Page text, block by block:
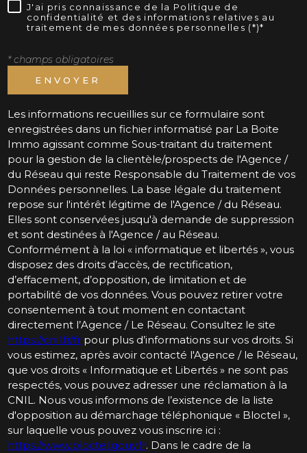
J'ai pris connaissance de la Politique de
confidentialité et des informations relatives au
traitement de mes données personnelles (*)*
* champs obligatoires
ENVOYER
Les informations recueillies sur ce formulaire sont
enregistrées dans un fichier informatisé par La Boite
Immo agissant comme Sous-traitant du traitement
pour la gestion de la clientèle/prospects de l'Agence /
du Réseau qui reste Responsable du Traitement de vos
Données personnelles. La base légale du traitement
repose sur l'intérêt légitime de l'Agence / du Réseau.
Elles sont conservées jusqu'à demande de suppression
et sont destinées à l'Agence / au Réseau.
Conformément à la loi « informatique et libertés », vous
disposez des droits d’accès, de rectification,
d’effacement, d’opposition, de limitation et de
portabilité de vos données. Vous pouvez retirer votre
consentement à tout moment en contactant
directement l’Agence / Le Réseau. Consultez le site
https://cnil.fr/fr pour plus d’informations sur vos droits. Si
vous estimez, après avoir contacté l'Agence / le Réseau,
que vos droits « Informatique et Libertés » ne sont pas
respectés, vous pouvez adresser une réclamation à la
CNIL. Nous vous informons de l’existence de la liste
d'opposition au démarchage téléphonique « Bloctel »,
sur laquelle vous pouvez vous inscrire ici :
https://www.bloctel.gouv.fr. Dans le cadre de la